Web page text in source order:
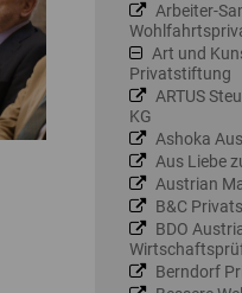
Arbeiter-
Art und
Privatstiftung
ARTUS
KG
Ashoka
Aus Liebe
Austrian
B&C
BDO
Berndorf